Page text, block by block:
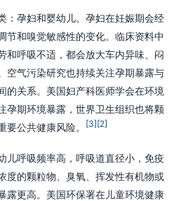
：孕妇和婴幼儿。孕妇在妊娠期会经
节和嗅觉敏感性的变化。临床资料中
和呼吸不适，都会放大车内异味、闷
空气污染研究也持续关注孕期暴露与
的关系。美国妇产科医师学会在环境
孕期环境暴露，世界卫生组织也将颗
公共健康风险。
[3][2]
儿呼吸频率高，呼吸道直径小，免疫
度的颗粒物、臭氧、挥发性有机物或
露更高。美国环保署在儿童环境健康